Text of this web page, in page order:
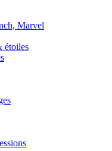
Marvel
étoiles